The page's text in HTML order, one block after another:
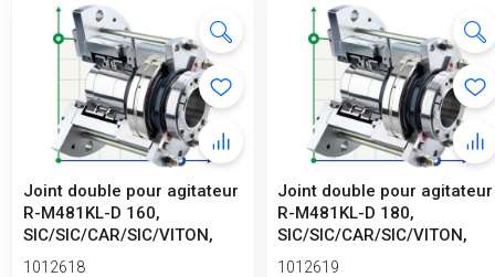
Joint double pour agitateur
R-M481KL-D 160,
SIC/SIC/CAR/SIC/VITON,
304
1012618
Joint double pour agitateur
R-M481KL-D 180,
SIC/SIC/CAR/SIC/VITON,
304
1012619